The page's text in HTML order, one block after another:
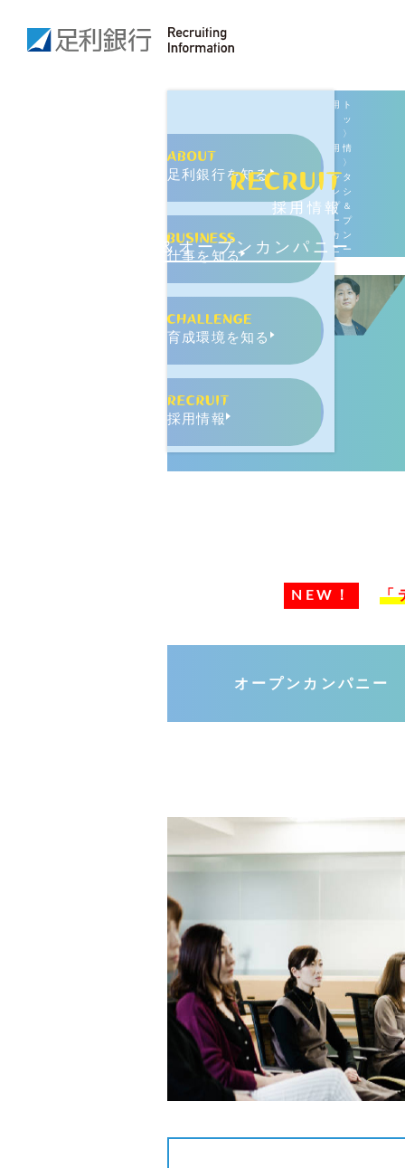
足利銀行を知る
仕事を知る
育成環境を知る
採用情報
採用ト
ッ
〉
採用情
報
〉
インタ
ーンシ
ップ＆
オープ
ンカン
パニー
採用情報
インターンシップ＆オープンカンパニー
NEW！ 「
オープン カンパニー